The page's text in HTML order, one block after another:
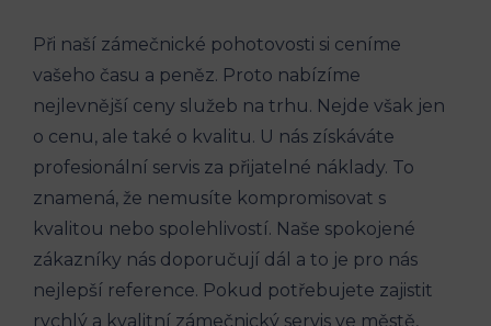
Při naší zámečnické pohotovosti si ceníme
vašeho času a peněz. Proto nabízíme
nejlevnější ceny služeb na trhu. Nejde však jen
o cenu, ale také o kvalitu. U nás získáváte
profesionální servis za přijatelné náklady. To
znamená, že nemusíte kompromisovat s
kvalitou nebo spolehlivostí. Naše spokojené
zákazníky nás doporučují dál a to je pro nás
nejlepší reference. Pokud potřebujete zajistit
rychlý a kvalitní zámečnický servis ve městě,